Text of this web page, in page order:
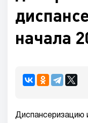
начала
Диспансеризацию